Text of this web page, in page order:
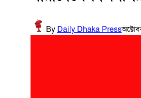
By Daily Dhaka Press